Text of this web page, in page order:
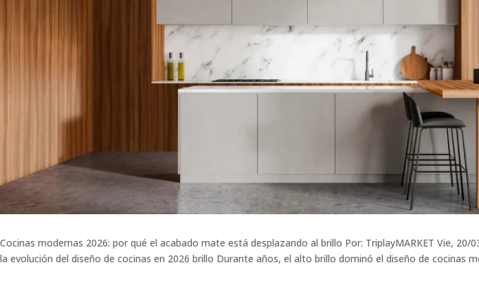
Cocinas modernas 2026: por qué el acabado mate está desplazando al brillo Por: TriplayMARKET Vie,
la evolución del diseño de cocinas en 2026 brillo Durante años, el alto brillo dominó el diseño de cocinas